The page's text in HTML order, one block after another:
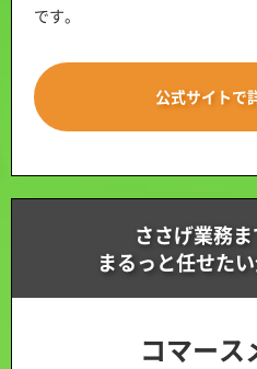
です。
公式サイトで
ささげ業務
まるっと任せた
コマース